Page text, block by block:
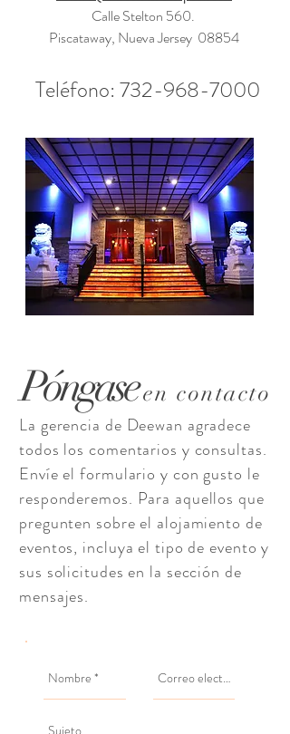
Calle Stelton 560.
Piscataway, Nueva Jersey 08854
Teléfono: 732-968-7000
Póngase en contacto
La gerencia de Deewan agradece
todos los comentarios y consultas.
Envíe el formulario y con gusto le
responderemos. Para aquellos que
pregunten sobre el alojamiento de
eventos, incluya el tipo de evento y
sus solicitudes en la sección de
mensajes.